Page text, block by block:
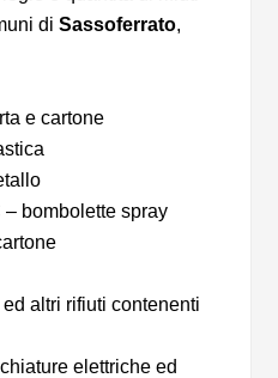
diSassoferrato,
e cartone
bombolette spray
altri rifiuti contenenti
elettriche ed